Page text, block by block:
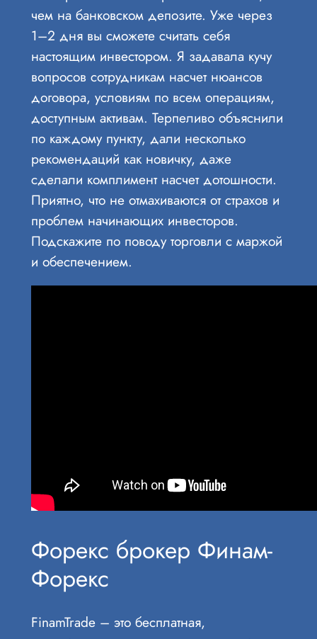
чем на банковском депозите. Уже через
1–2 дня вы сможете считать себя
настоящим инвестором. Я задавала кучу
вопросов сотрудникам насчет нюансов
договора, условиям по всем операциям,
доступным активам. Терпеливо объяснили
по каждому пункту, дали несколько
рекомендаций как новичку, даже
сделали комплимент насчет дотошности.
Приятно, что не отмахиваются от страхов и
проблем начинающих инвесторов.
Подскажите по поводу торговли с маржой
и обеспечением.
Форекс брокер Финам-
Форекс
FinamTrade – это бесплатная,